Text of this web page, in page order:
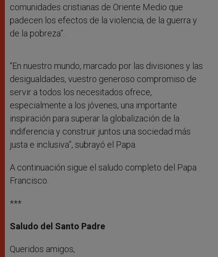
comunidades cristianas de Oriente Medio que
padecen los efectos de la violencia, de la guerra y
de la pobreza”.
“En nuestro mundo, marcado por las divisiones y las
desigualdades, vuestro generoso compromiso de
servir a todos los necesitados ofrece,
especialmente a los jóvenes, una importante
inspiración para superar la globalización de la
indiferencia y construir juntos una sociedad más
justa e inclusiva”, subrayó el Papa.
A continuación sigue el saludo completo del Papa
Francisco.
***
Saludo del Santo Padre
Queridos amigos,